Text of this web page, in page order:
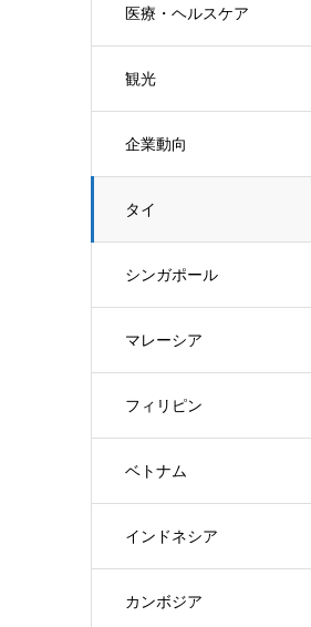
医療・ヘルスケア
観光
企業動向
タイ
シンガポール
マレーシア
フィリピン
ベトナム
インドネシア
カンボジア